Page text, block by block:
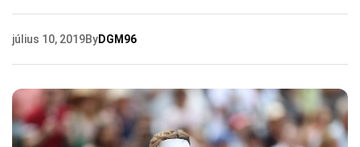
július 10, 2019ByDGM96